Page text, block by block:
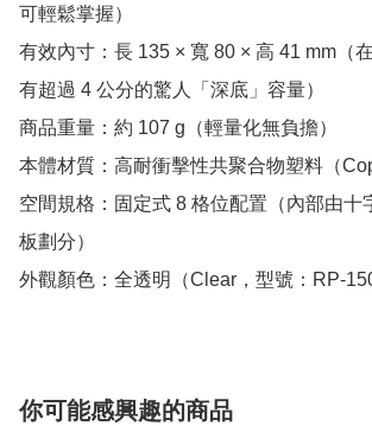
可輕鬆掌握）
有效內寸：長 135 × 寬 80 × 高 41 mm（
有超過 4 公分的驚人「深底」容量）
商品重量：約 107 g（輕量化無負擔）
本體材質：高耐衝擊性共聚合物塑料（
空間規格：固定式 8 格位配置（內部由十
板劃分）
外觀顏色：全透明（Clear，型號：RP-
你可能感興趣的商品